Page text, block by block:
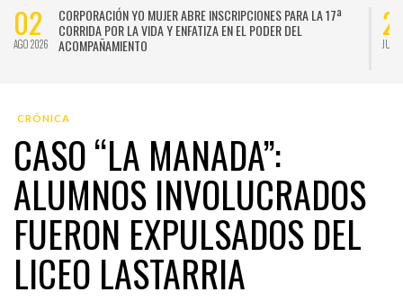
02
AGO 2026
CORPORACIÓN YO MUJER ABRE INSCRIPCIONES PARA LA 17ª
CORRIDA POR LA VIDA Y ENFATIZA EN EL PODER DEL
ACOMPAÑAMIENTO
JUL
CRÓNICA
CASO “LA MANADA”:
ALUMNOS INVOLUCRADOS
FUERON EXPULSADOS DEL
LICEO LASTARRIA